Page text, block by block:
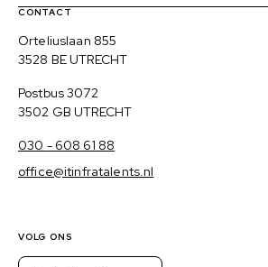
Contact, verdere links en
CONTACT
Bezoekadres
Orteliuslaan 855
3528 BE UTRECHT
Postadres
Postbus 3072
3502 GB UTRECHT
030 - 608 61 88
office@itinfratalents.nl
VOLG ONS